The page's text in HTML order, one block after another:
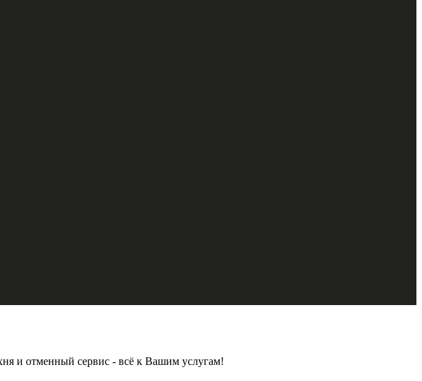
и отменный сервис - всё к Вашим услугам!